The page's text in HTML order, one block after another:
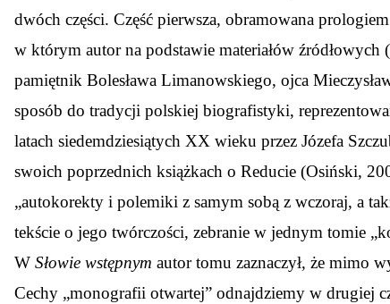
dwóch części. Część pierwsza, obramowana
w którym autor na podstawie materiałów
pamiętnik Bolesława Limanowskiego, ojca
sposób do tradycji polskiej biografistyki,
latach siedemdziesiątych XX wieku przez Józefa
swoich poprzednich książkach o Reducie (Osiński,
„autokorekty i polemiki z samym sobą z wczoraj, a
tekście o jego twórczości, zebranie w jednym tomie
W Słowie wstępnym autor tomu zaznaczył, że mimo
Cechy „monografii otwartej” odnajdziemy w drugiej